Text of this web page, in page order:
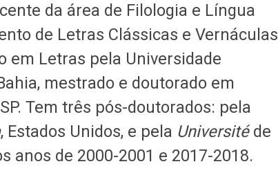
da área de Filologia e Língua
de Letras Clássicas e Vernáculas
em Letras pela Universidade
mestrado e doutorado em
Tem três pós-doutorados: pela
, Estados Unidos, e pela Universitéde
anos de 2000-2001 e 2017-2018.